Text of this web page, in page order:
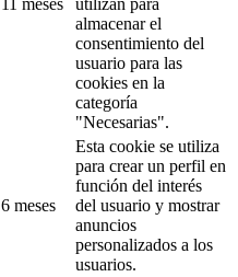
almacenar el
consentimiento del
usuario para las
cookies en la
categoría
"Necesarias".
6 meses
Esta cookie se utiliza
para crear un perfil en
función del interés
del usuario y mostrar
anuncios
personalizados a los
usuarios.